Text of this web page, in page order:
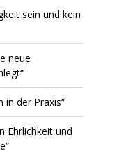
sein und kein
neue
in der Praxis“
Ehrlichkeit und